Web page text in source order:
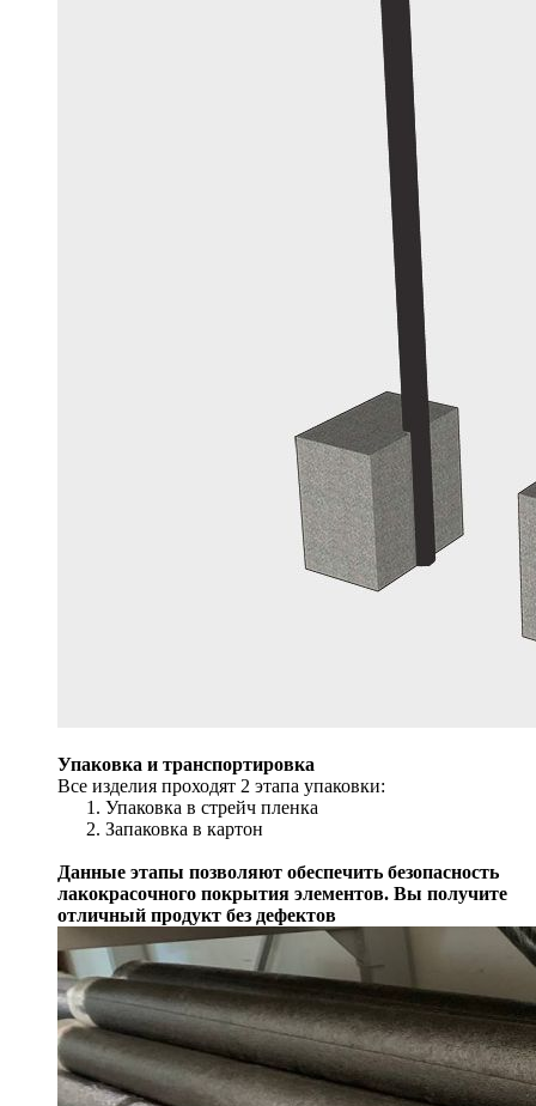
Упаковка и транспортировка
Все изделия проходят 2 этапа упаковки:
Упаковка в стрейч пленка
Запаковка в картон
Данные этапы позволяют обеспечить безопасность
лакокрасочного покрытия элементов. Вы получите
отличный продукт без дефектов